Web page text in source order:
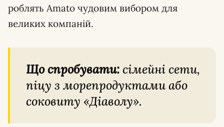
роблять Amato чудовим вибором для
великих компаній.
Що спробувати:сімейні сети,
піцу з морепродуктами або
соковиту «Діаволу».